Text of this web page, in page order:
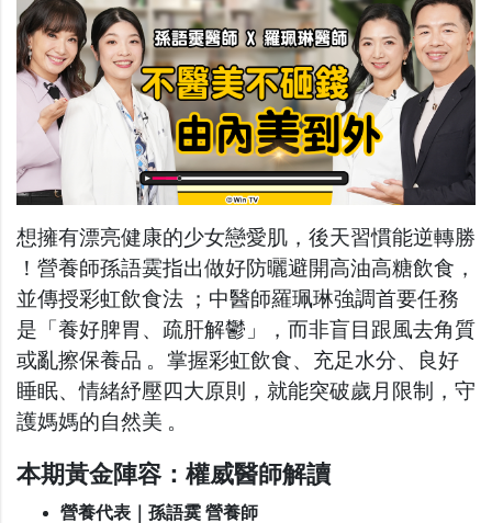
想擁有漂亮健康的少女戀愛肌，後天習慣能逆轉勝
！營養師孫語霙指出做好防曬避開高油高糖飲食，
並傳授彩虹飲食法 ；中醫師羅珮琳強調首要任務
是「養好脾胃、疏肝解鬱」，而非盲目跟風去角質
或亂擦保養品 。掌握彩虹飲食、充足水分、良好
睡眠、情緒紓壓四大原則，就能突破歲月限制，守
護媽媽的自然美 。
本期黃金陣容：權威醫師解讀
營養代表｜孫語霙 營養師